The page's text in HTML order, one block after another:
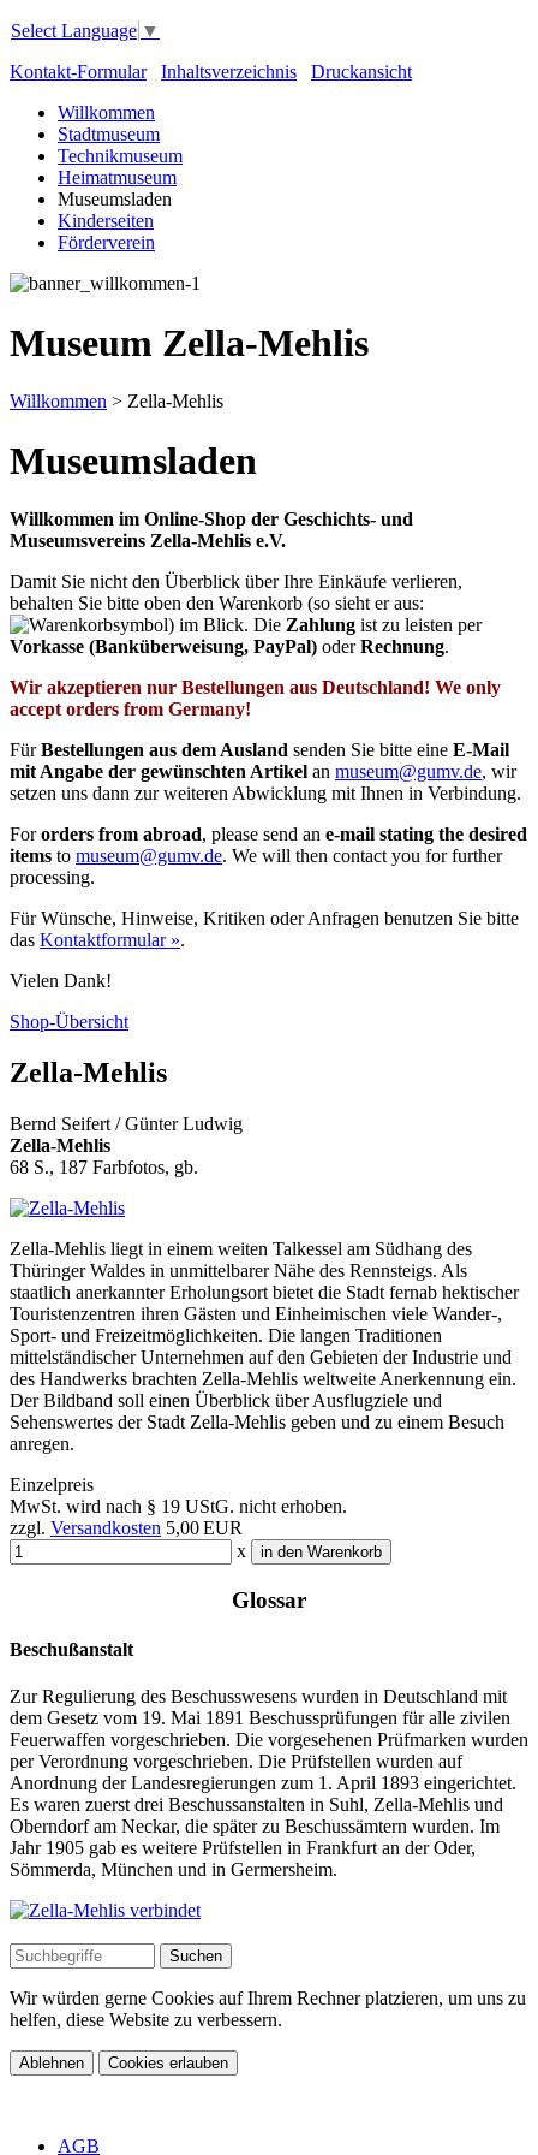
Select Language ▼
Kontakt-Formular
Inhaltsverzeichnis
Druckansicht
Willkommen
Stadtmuseum
Technikmuseum
Heimatmuseum
Museumsladen
Kinderseiten
Förderverein
Museum Zella-Mehlis
Willkommen > Zella-Mehlis
Museumsladen
Willkommen im Online-Shop der Geschichts- und
Museumsvereins Zella-Mehlis e.V.
Damit Sie nicht den Überblick über Ihre Einkäufe verlieren,
behalten Sie bitte oben den Warenkorb (so sieht er aus: ⁣
) im Blick. Die Zahlung ist zu leisten per
Vorkasse (Banküberweisung, PayPal) oderRechnung.
Wir akzeptieren nur Bestellungen aus Deutschland! We only
accept orders from Germany!
FürBestellungen aus dem Ausland senden Sie bitte eine E-Mail
mit Angabe der gewünschten Artikel an museum@gumv.de, wir
setzen uns dann zur weiteren Abwicklung mit Ihnen in Verbindung.
Fororders from abroad, please send an e-mail stating the desired
items to museum@gumv.de. We will then contact you for further
processing.
Für Wünsche, Hinweise, Kritiken oder Anfragen benutzen Sie bitte
das Kontaktformular ».
Vielen Dank!
Shop-Übersicht
Zella-Mehlis
Bernd Seifert / Günter Ludwig
Zella-Mehlis
68 S., 187 Farbfotos, gb.
Zella-Mehlis liegt in einem weiten Talkessel am Südhang des
Thüringer Waldes in unmittelbarer Nähe des Rennsteigs. Als
staatlich anerkannter Erholungsort bietet die Stadt fernab hektischer
Touristenzentren ihren Gästen und Einheimischen viele Wander-,
Sport- und Freizeitmöglichkeiten. Die langen Traditionen
mittelständischer Unternehmen auf den Gebieten der Industrie und
des Handwerks brachten Zella-Mehlis weltweite Anerkennung ein.
Der Bildband soll einen Überblick über Ausflugziele und
Sehenswertes der Stadt Zella-Mehlis geben und zu einem Besuch
anregen.
Einzelpreis
MwSt. wird nach § 19 UStG. nicht erhoben.
zzgl. Versandkosten 5,00 EUR
x
in den Warenkorb
Glossar
Beschußanstalt
Zur Regulierung des Beschusswesens wurden in Deutschland mit
dem Gesetz vom 19. Mai 1891 Beschussprüfungen für alle zivilen
Feuerwaffen vorgeschrieben. Die vorgesehenen Prüfmarken wurden
per Verordnung vorgeschrieben. Die Prüfstellen wurden auf
Anordnung der Landesregierungen zum 1. April 1893 eingerichtet.
Es waren zuerst drei Beschussanstalten in Suhl, Zella-Mehlis und
Oberndorf am Neckar, die später zu Beschussämtern wurden. Im
Jahr 1905 gab es weitere Prüfstellen in Frankfurt an der Oder,
Sömmerda, München und in Germersheim.
Wir würden gerne Cookies auf Ihrem Rechner platzieren, um uns zu
helfen, diese Website zu verbessern.
Ablehnen Cookies erlauben
AGB